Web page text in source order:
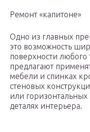
Ремонт «капитоне»
Одно из главных
это возможность
поверхности
предлагают
мебели и спинках
стеновых
или
деталях интерьера.